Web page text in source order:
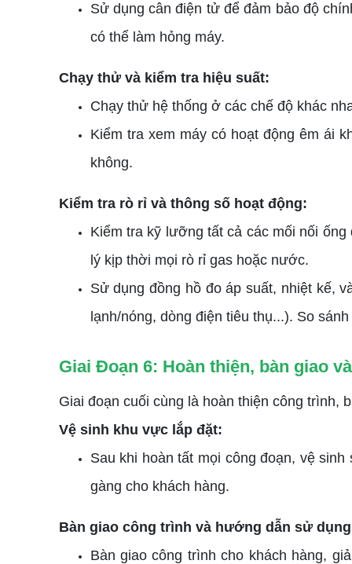
Sử dụng cân điện tử để đảm bảo độ
có thể làm hỏng máy.
Chạy thử và kiểm tra hiệu suất:
Chạy thử hệ thống ở các chế độ khác
Kiểm tra xem máy có hoạt động êm ái
không.
Kiểm tra rò rỉ và thông số hoạt động:
Kiểm tra kỹ lưỡng tất cả các mối nối
lý kịp thời mọi rò rỉ gas hoặc nước.
Sử dụng đồng hồ đo áp suất, nhiệt kế,
lạnh/nóng, dòng điện tiêu thụ...). So
Giai Đoạn 6: Hoàn thiện, bàn giao
Giai đoạn cuối cùng là hoàn thiện công trình,
Vệ sinh khu vực lắp đặt:
Sau khi hoàn tất mọi công đoạn, vệ
gàng cho khách hàng.
Bàn giao công trình và hướng dẫn sử
Bàn giao công trình cho khách hàng,